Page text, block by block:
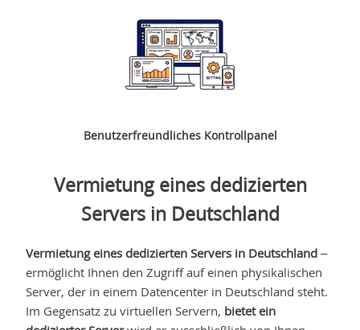
Benutzerfreundliches Kontrollpanel
Vermietung eines dedizierten
Servers in Deutschland
Vermietung eines dedizierten Servers in Deutschland –
ermöglicht Ihnen den Zugriff auf einen physikalischen
Server, der in einem Datencenter in Deutschland steht.
Im Gegensatz zu virtuellen Servern, bietet ein